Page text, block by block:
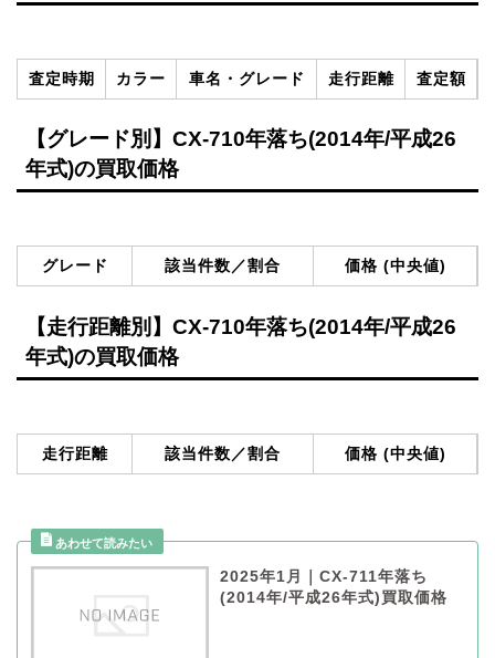
査定時期 カラー 車名・グレード 走行距離 査定額
【グレード別】CX-710年落ち(2014年/平成26
年式)の買取価格
グレード 該当件数／割合 価格 (中央値)
【走行距離別】CX-710年落ち(2014年/平成26
年式)の買取価格
走行距離 該当件数／割合 価格 (中央値)
2025年1月｜CX-711年落ち
(2014年/平成26年式)買取価格